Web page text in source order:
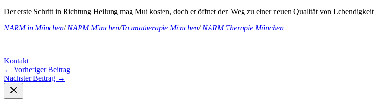
Der erste Schritt in Richtung Heilung mag Mut kosten, doch er öffnet den Weg zu einer neuen Qualität von
NARM in München/NARM München/Taumatherapie München/NARM Therapie München
Kontakt
← Vorheriger Beitrag
Nächster Beitrag →